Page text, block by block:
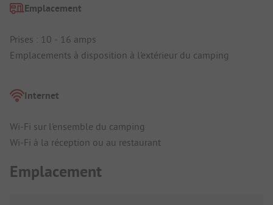
Emplacement
Prises : 10 - 16 amps
Emplacements à disposition à l'extérieur du camping
Internet
Wi-Fi sur l'ensemble du camping
Wi-Fi à la réception ou au restaurant
Emplacement